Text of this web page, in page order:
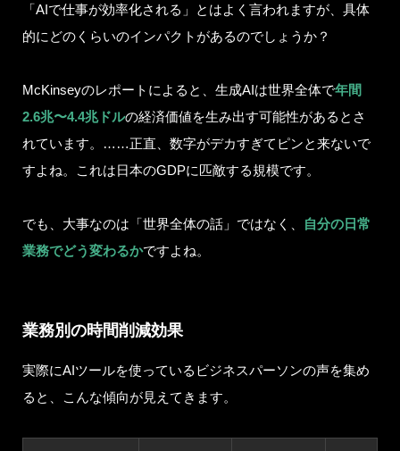
「AIで仕事が効率化される」とはよく言われますが、具体
的にどのくらいのインパクトがあるのでしょうか？
McKinseyのレポートによると、生成AIは世界全体で年間
2.6兆〜4.4兆ドルの経済価値を生み出す可能性があるとさ
れています。……正直、数字がデカすぎてピンと来ないで
すよね。これは日本のGDPに匹敵する規模です。
でも、大事なのは「世界全体の話」ではなく、
自分の日常
業務でどう変わるかですよね。
業務別の時間削減効果
実際にAIツールを使っているビジネスパーソンの声を集め
ると、こんな傾向が見えてきます。